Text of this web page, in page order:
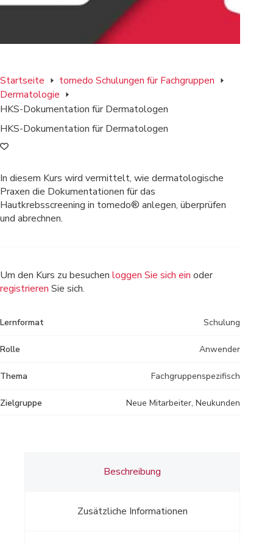
Startseite
tomedo Schulungen für Fachgruppen
Dermatologie
HKS-Dokumentation für Dermatologen
HKS-Dokumentation für Dermatologen
In diesem Kurs wird vermittelt, wie dermatologische
Praxen die Dokumentationen für das
Hautkrebsscreening in tomedo® anlegen, überprüfen
und abrechnen.
Um den Kurs zu besuchen loggen Sie sich ein oder
registrieren Sie sich.
Lernformat Schulung
Rolle Anwender
Thema Fachgruppenspezifisch
Zielgruppe Neue Mitarbeiter, Neukunden
Beschreibung
Zusätzliche Informationen